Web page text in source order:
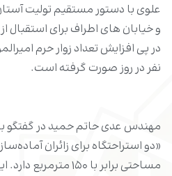
علوی با دستور مستقیم تولیت
و خیابان های اطراف برای استقبال
در پی افزایش تعداد زوار حرم
نفر در روز صورت گرفته است.
مهندس عدی حاتم حمید در گفتگو
«دو استراحتگاه برای زائران
مساحتی برابر با ۱۵۰